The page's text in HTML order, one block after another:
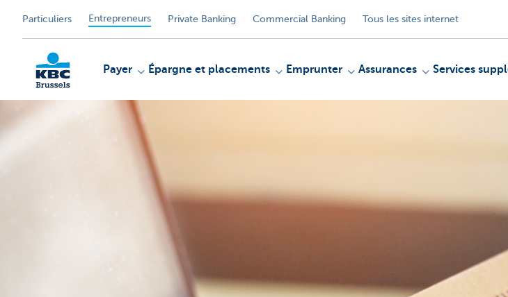
Particuliers Entrepreneurs Private Banking Commercial Banking Tous les sites internet
Payer Épargne et placements Emprunter Assurances Services